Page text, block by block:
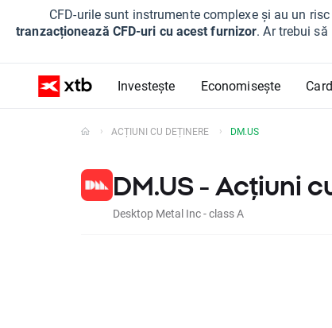
CFD-urile sunt instrumente complexe și au un
tranzacționează CFD-uri cu acest furnizor. Ar trebui
Investește Economisește
ACȚIUNI CU DEȚINERE DM.US
DM.US - Acțiuni
Desktop Metal Inc - class A